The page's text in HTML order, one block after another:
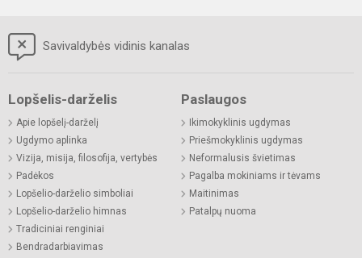
Savivaldybės vidinis kanalas
Lopšelis-darželis
Apie lopšelį-darželį
Ugdymo aplinka
Vizija, misija, filosofija, vertybės
Padėkos
Lopšelio-darželio simboliai
Lopšelio-darželio himnas
Tradiciniai renginiai
Bendradarbiavimas
Paslaugos
Ikimokyklinis ugdymas
Priešmokyklinis ugdymas
Neformalusis švietimas
Pagalba mokiniams ir tėvams
Maitinimas
Patalpų nuoma